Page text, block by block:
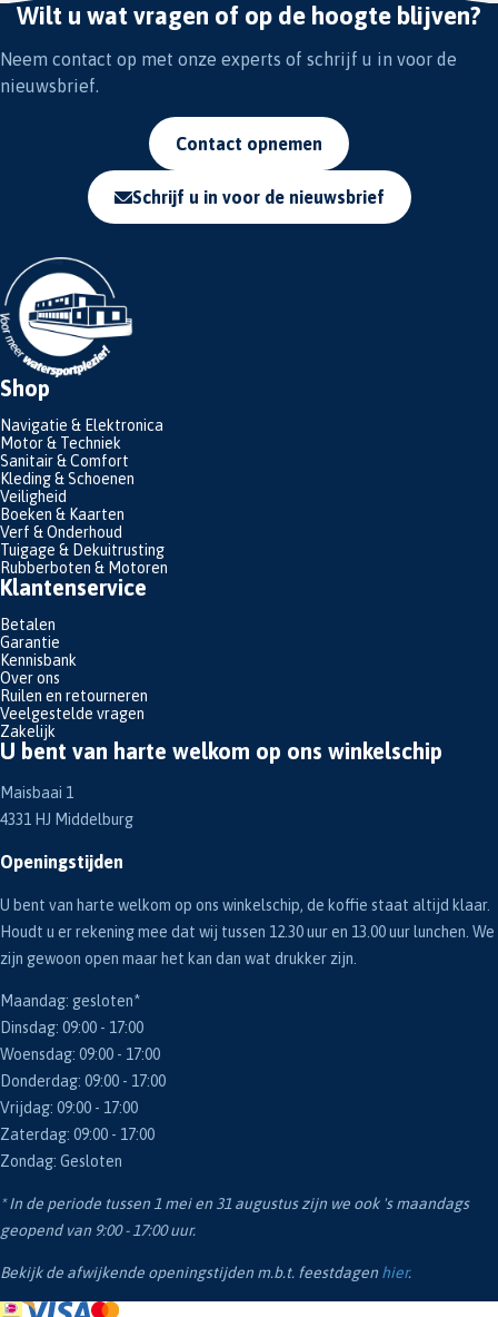
Wilt u wat vragen of op de hoogte blijven?
Neem contact op met onze experts of schrijf u in voor de
nieuwsbrief.
Contact opnemen
Schrijf u in voor de nieuwsbrief
Shop
Navigatie & Elektronica
Motor & Techniek
Sanitair & Comfort
Kleding & Schoenen
Veiligheid
Boeken & Kaarten
Verf & Onderhoud
Tuigage & Dekuitrusting
Rubberboten & Motoren
Klantenservice
Betalen
Garantie
Kennisbank
Over ons
Ruilen en retourneren
Veelgestelde vragen
Zakelijk
U bent van harte welkom op ons winkelschip
Maisbaai 1
4331 HJ Middelburg
Openingstijden
U bent van harte welkom op ons winkelschip, de koffie staat altijd klaar.
Houdt u er rekening mee dat wij tussen 12.30 uur en 13.00 uur lunchen. We
zijn gewoon open maar het kan dan wat drukker zijn.
Maandag: gesloten*
Dinsdag: 09:00 - 17:00
Woensdag: 09:00 - 17:00
Donderdag: 09:00 - 17:00
Vrijdag: 09:00 - 17:00
Zaterdag: 09:00 - 17:00
Zondag: Gesloten
* In de periode tussen 1 mei en 31 augustus zijn we ook 's maandags
geopend van 9:00 - 17:00 uur.
Bekijk de afwijkende openingstijden m.b.t. feestdagen hier.